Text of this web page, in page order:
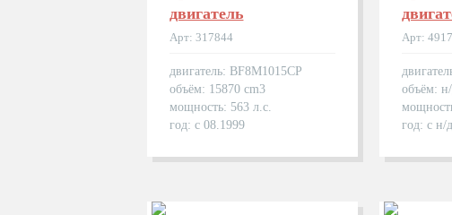
двигатель
Арт: 317844
двигатель: BF8M1015CP
объём: 15870 cm3
мощность: 563 л.с.
год: с 08.1999
Арт:
объём:
год: с н/д